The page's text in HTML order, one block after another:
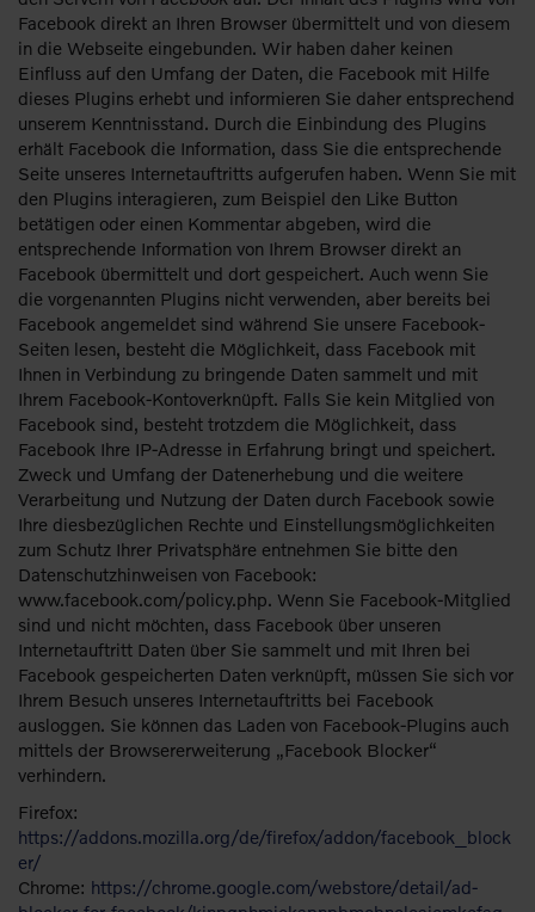
Facebook direkt an Ihren Browser übermittelt und von diesem
in die Webseite eingebunden. Wir haben daher keinen
Einfluss auf den Umfang der Daten, die Facebook mit Hilfe
dieses Plugins erhebt und informieren Sie daher entsprechend
unserem Kenntnisstand. Durch die Einbindung des Plugins
erhält Facebook die Information, dass Sie die entsprechende
Seite unseres Internetauftritts aufgerufen haben. Wenn Sie mit
den Plugins interagieren, zum Beispiel den Like Button
betätigen oder einen Kommentar abgeben, wird die
entsprechende Information von Ihrem Browser direkt an
Facebook übermittelt und dort gespeichert. Auch wenn Sie
die vorgenannten Plugins nicht verwenden, aber bereits bei
Facebook angemeldet sind während Sie unsere Facebook-
Seiten lesen, besteht die Möglichkeit, dass Facebook mit
Ihnen in Verbindung zu bringende Daten sammelt und mit
Ihrem Facebook-Kontoverknüpft. Falls Sie kein Mitglied von
Facebook sind, besteht trotzdem die Möglichkeit, dass
Facebook Ihre IP-Adresse in Erfahrung bringt und speichert.
Zweck und Umfang der Datenerhebung und die weitere
Verarbeitung und Nutzung der Daten durch Facebook sowie
Ihre diesbezüglichen Rechte und Einstellungsmöglichkeiten
zum Schutz Ihrer Privatsphäre entnehmen Sie bitte den
Datenschutzhinweisen von Facebook:
www.facebook.com/policy.php. Wenn Sie Facebook-Mitglied
sind und nicht möchten, dass Facebook über unseren
Internetauftritt Daten über Sie sammelt und mit Ihren bei
Facebook gespeicherten Daten verknüpft, müssen Sie sich vor
Ihrem Besuch unseres Internetauftritts bei Facebook
ausloggen. Sie können das Laden von Facebook-Plugins auch
mittels der Browsererweiterung „Facebook Blocker“
verhindern.
Firefox:
https://addons.mozilla.org/de/firefox/addon/facebook_block
er/
Chrome: https://chrome.google.com/webstore/detail/ad-